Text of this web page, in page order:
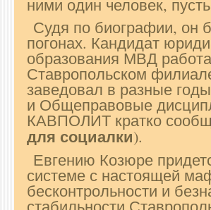
ними один человек,
Судя по биографии, он
погонах. Кандидат
образования МВД
Ставропольском
заведовал в разные
и Общеправовые
КАВПОЛИТ кратко
для социалки).
Евгению Козюре
системе с настоящей
бесконтрольности и
стабильности